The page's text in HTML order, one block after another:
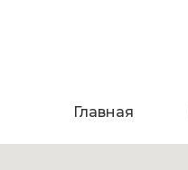
Главная